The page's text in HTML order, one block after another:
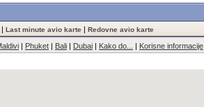
| Last minute avio karte | Redovne avio karte
| Phuket | Bali | Dubai | Kako do... | Korisne informacije